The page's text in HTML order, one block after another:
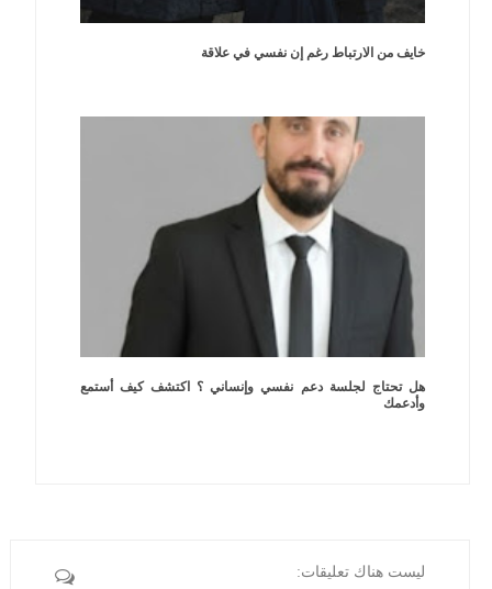
خايف من الارتباط رغم إن نفسي في علاقة
هل تحتاج لجلسة دعم نفسي وإنساني ؟ اكتشف كيف أستمع
وأدعمك
ليست هناك تعليقات: